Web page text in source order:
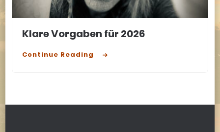
Klare Vorgaben für 2026
Continue Reading